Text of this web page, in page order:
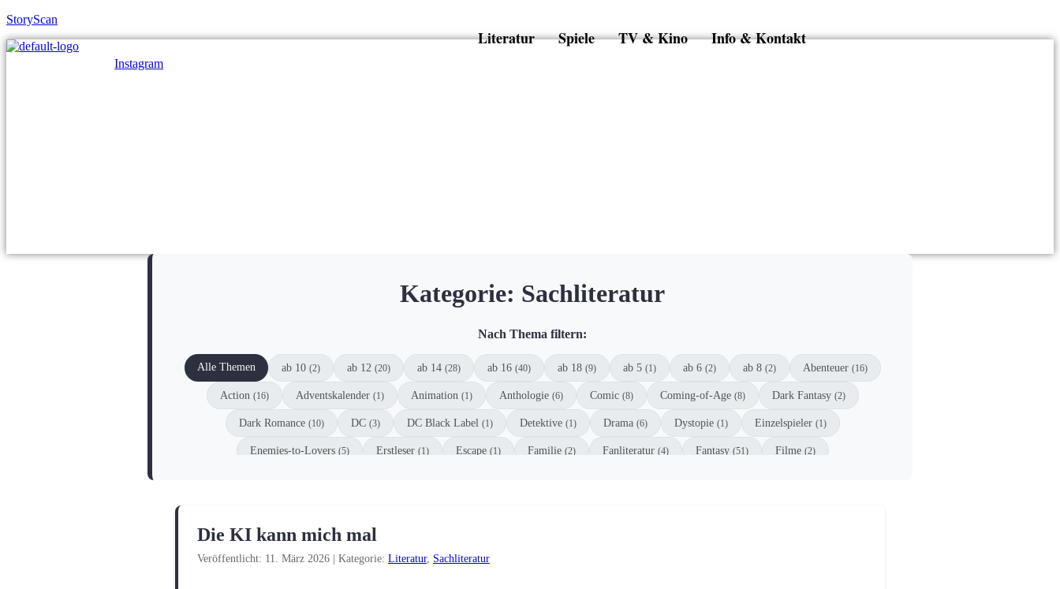
StoryScan
Literatur Spiele TV & Kino Info & Kontakt
Instagram
Kategorie: Sachliteratur
Nach Thema filtern:
Alle Themen ab 10 (2) ab 12 (20) ab 14 (28) ab 16 (40) ab 18 (9) ab 5 (1) ab 6 (2) ab 8 (2) Abenteuer (16)
Action (16) Adventskalender (1) Animation (1) Anthologie (6) Comic (8) Coming-of-Age (8) Dark Fantasy (2)
Dark Romance (10) DC (3) DC Black Label (1) Detektive (1) Drama (6) Dystopie (1) Einzelspieler (1)
Enemies-to-Lovers (5) Erstleser (1) Escape (1) Familie (2) Fanliteratur (4) Fantasy (51) Filme (2)
Philosophie(1) Rätsel (1)
Superhelden(2) Third-Person(1) Thriller
Die KI kann mich mal
Veröffentlicht: 11. März 2026 | Kategorie: Literatur, Sachliteratur